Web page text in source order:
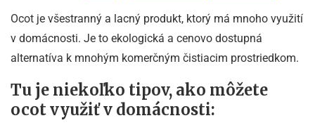
Ocot je všestranný a lacný produkt, ktorý má mnoho využití
v domácnosti. Je to ekologická a cenovo dostupná
alternatíva k mnohým komerčným čistiacim prostriedkom.
Tu je niekoľko tipov, ako môžete
ocot využiť v domácnosti: